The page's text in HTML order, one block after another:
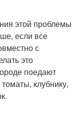
этой проблемы
если все
с
это
поедают
клубнику,